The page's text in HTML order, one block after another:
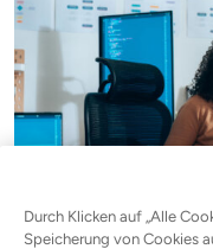
Durch Klicken auf „Alle
Speicherung von Cookies